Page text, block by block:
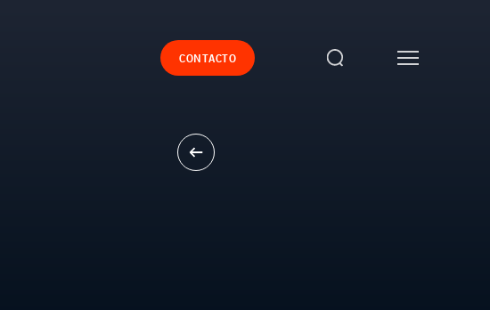
CONTACTO